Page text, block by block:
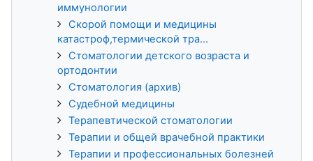
иммунологии
Скорой помощи и медицины
катастроф,термической тра...
Стоматологии детского возраста и
ортодонтии
Стоматология (архив)
Судебной медицины
Терапевтической стоматологии
Терапии и общей врачебной практики
Терапии и профессиональных болезней